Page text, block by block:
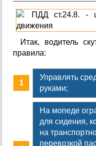
Итак, водитель
правила:
Управлять
руками;
На мопеде
для сидения,
на
перевозкой